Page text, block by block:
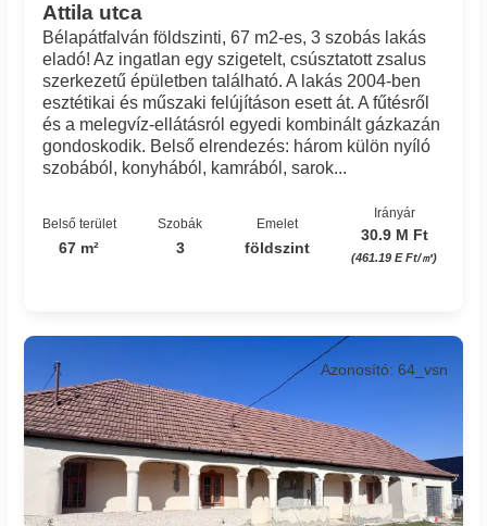
Attila utca
Bélapátfalván földszinti, 67 m2-es, 3 szobás lakás
eladó! Az ingatlan egy szigetelt, csúsztatott zsalus
szerkezetű épületben található. A lakás 2004-ben
esztétikai és műszaki felújításon esett át. A fűtésről
és a melegvíz-ellátásról egyedi kombinált gázkazán
gondoskodik. Belső elrendezés: három külön nyíló
szobából, konyhából, kamrából, sarok...
Belső terület
67 m²
Szobák
3
Emelet
földszint
Irányár
30.9 M Ft
(461.19 E Ft/㎡)
Azonosító: 64_vsn